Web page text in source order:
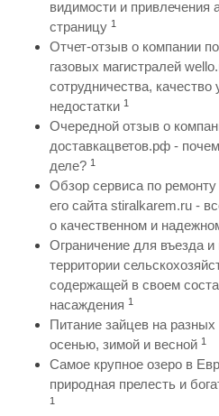
видимости и привлечения
страницу 1
Отчет-отзыв о компании
газовых магистралей
сотрудничества,
недостатки 1
Очередной отзыв о
доставкацветов.рф -
деле? 1
Обзор сервиса по
его сайта stiralkarem.ru -
о качественном и
Ограничение для въезда
территории
содержащей в своем
насаждения 1
Питание зайцев на
осенью, зимой и весной 1
Самое крупное озеро в
природная прелесть и
1